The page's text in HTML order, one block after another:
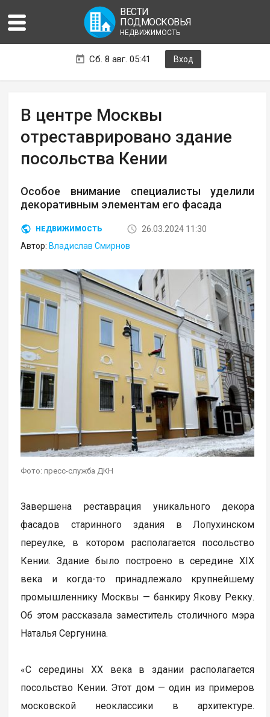
ВЕСТИ
ПОДМОСКОВЬЯ
НЕДВИЖИМОСТЬ
Сб. 8 авг. 05:41 Вход
В центре Москвы
отреставрировано здание
посольства Кении
Особое внимание специалисты уделили
декоративным элементам его фасада
НЕДВИЖИМОСТЬ
26.03.2024 11:30
Автор: Владислав Смирнов
Фото: пресс-служба ДКН
Завершена реставрация уникального декора
фасадов старинного здания в Лопухинском
переулке, в котором располагается посольство
Кении. Здание было построено в середине ХIХ
века и когда-то принадлежало крупнейшему
промышленнику Москвы — банкиру Якову Рекку.
Об этом рассказала заместитель столичного мэра
Наталья Сергунина.
«С середины XX века в здании располагается
посольство Кении. Этот дом — один из примеров
московской неоклассики в архитектуре.